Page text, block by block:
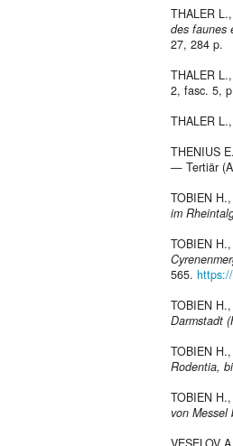
THALER
des faunes
27, 284 p.
THALER
2, fasc. 5,
THALER
THENIUS
— Tertiär
TOBIEN
im
TOBIEN
565.
TOBIEN
Darmstadt
TOBIEN
Rodentia,
TOBIEN
von Messel